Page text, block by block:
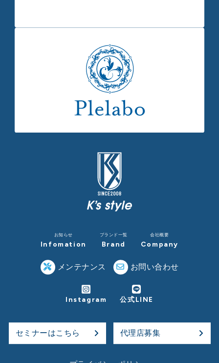
お知らせ
Infomation
ブランド一覧
Brand
会社概要
Company
メンテナンス お問い合わせ
Instagram 公式LINE
セミナーはこちら 代理店募集